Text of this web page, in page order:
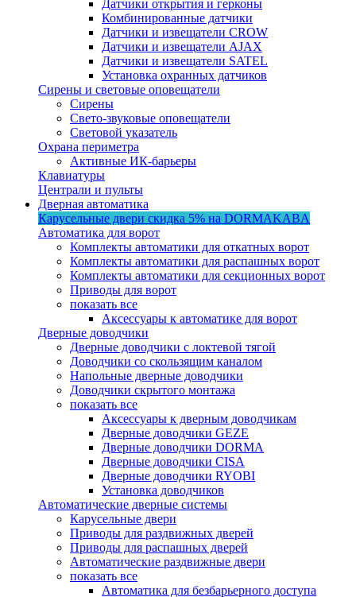
Датчики открытия и герконы
Комбинированные датчики
Датчики и извещатели CROW
Датчики и извещатели AJAX
Датчики и извещатели SATEL
Установка охранных датчиков
Сирены и световые оповещатели
Сирены
Свето-звуковые оповещатели
Световой указатель
Охрана периметра
Активные ИК-барьеры
Клавиатуры
Централи и пульты
Дверная автоматика
Карусельные двери скидка 5% на DORMAKABA
Автоматика для ворот
Комплекты автоматики для откатных ворот
Комплекты автоматики для распашных ворот
Комплекты автоматики для секционных ворот
Приводы для ворот
показать все
Аксессуары к автоматике для ворот
Дверные доводчики
Дверные доводчики с локтевой тягой
Доводчики со скользящим каналом
Напольные дверные доводчики
Доводчики скрытого монтажа
показать все
Аксессуары к дверным доводчикам
Дверные доводчики GEZE
Дверные доводчики DORMA
Дверные доводчики CISA
Дверные доводчики RYOBI
Установка доводчиков
Автоматические дверные системы
Карусельные двери
Приводы для раздвижных дверей
Приводы для распашных дверей
Автоматические раздвижные двери
показать все
Автоматика для безбарьерного доступа